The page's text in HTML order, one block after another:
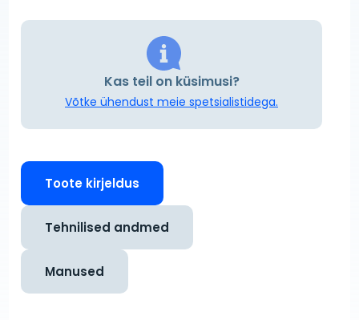
Kas teil on küsimusi?
Võtke ühendust meie spetsialistidega.
Toote kirjeldus
Tehnilised andmed
Manused